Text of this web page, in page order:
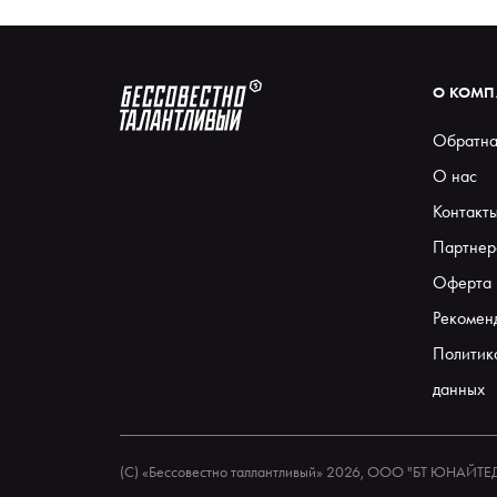
О
О нас
Оферта
данных
(С) «Бессовестно таллантливый» 2026, ООО "БТ